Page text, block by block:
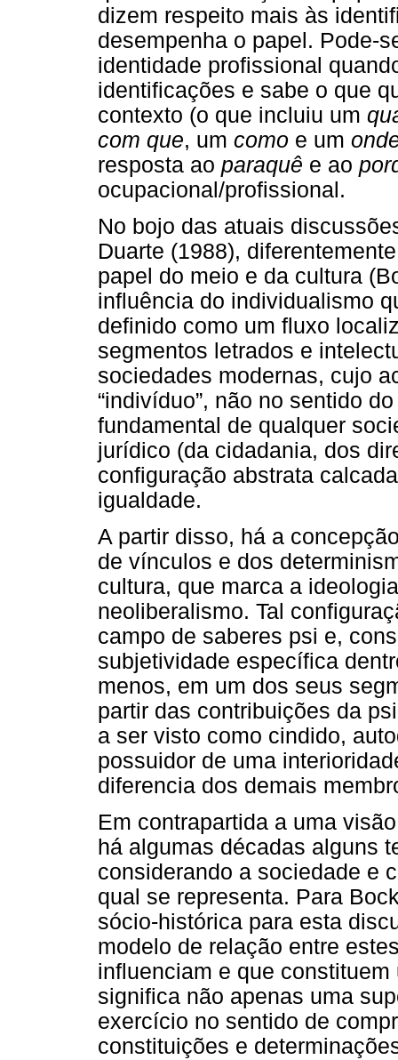
dizem respeito mais às
desempenha o papel. Pode-
identidade profissional
identificações e sabe o que
contexto (o que incluiu um
com que, um como e um
resposta ao paraquê e ao
ocupacional/profissional.
No bojo das atuais
Duarte (1988),
papel do meio e da cultura
influência do individualismo
definido como um fluxo
segmentos letrados e
sociedades modernas, cujo
“indivíduo”, não no sentido
fundamental de qualquer
jurídico (da cidadania, dos
configuração abstrata
igualdade.
A partir disso, há a
de vínculos e dos
cultura, que marca a
neoliberalismo. Tal
campo de saberes psi e,
subjetividade específica
menos, em um dos seus
partir das contribuições da
a ser visto como cindido,
possuidor de uma
diferencia dos demais
Em contrapartida a uma
há algumas décadas alguns
considerando a sociedade e
qual se representa. Para
sócio-histórica para esta
modelo de relação entre
influenciam e que
significa não apenas uma
exercício no sentido de
constituições e